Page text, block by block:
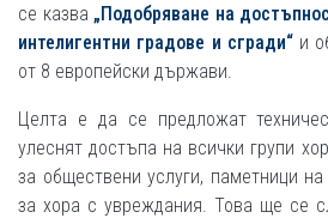
се казва „Подобряване на
интелигентни градове и сгради“и
от 8 европейски държави.
Целта е да се предложат
улеснят достъпа на всички групи
за обществени услуги, паметници
за хора с увреждания. Това ще се